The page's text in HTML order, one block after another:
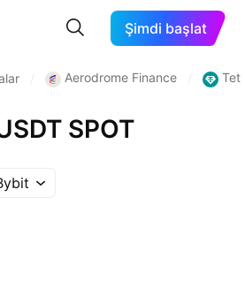
Şimdi başlat
Aerodrome Finance
SPOT